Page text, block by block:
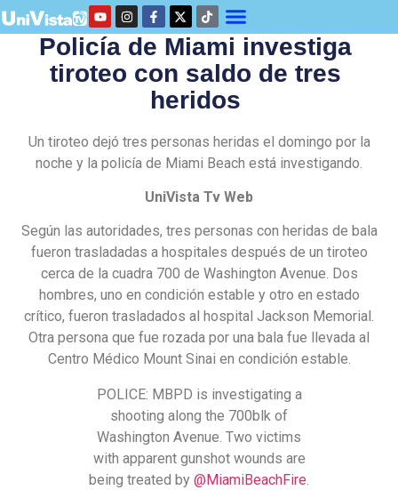
Policía de Miami investiga
tiroteo con saldo de tres
heridos
Un tiroteo dejó tres personas heridas el domingo por la
noche y la policía de Miami Beach está investigando.
UniVista Tv Web
Según las autoridades, tres personas con heridas de bala
fueron trasladadas a hospitales después de un tiroteo
cerca de la cuadra 700 de Washington Avenue. Dos
hombres, uno en condición estable y otro en estado
crítico, fueron trasladados al hospital Jackson Memorial.
Otra persona que fue rozada por una bala fue llevada al
Centro Médico Mount Sinai en condición estable.
POLICE: MBPD is investigating a
shooting along the 700blk of
Washington Avenue. Two victims
with apparent gunshot wounds are
being treated by @MiamiBeachFire.